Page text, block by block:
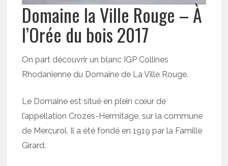
Domaine la Ville Rouge – À
l’Orée du bois 2017
On part découvrir un blanc IGP Collines
Rhodanienne du Domaine de La Ville Rouge.
Le Domaine est situé en plein cœur de
l’appellation Crozes-Hermitage, sur la commune
de Mercurol. Il a été fondé en 1919 par la Famille
Girard.